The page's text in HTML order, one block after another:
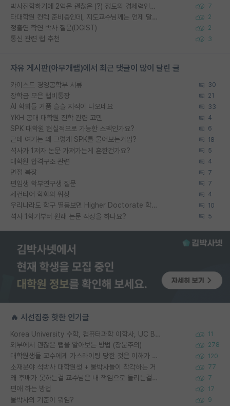
박사진학하기에 2억은 괜찮은 (?) 정도의 경제력인가요 7
타대학원 컨텍 준비중인데, 지도교수님께는 언제 말씀드려야 할까요? 2
정출연 학연 박사 질문(DGIST) 2
통신 관련 랩 추천 3
자유 게시판(아무개랩)에서 최근 댓글이 많이 달린 글
카이스트 경영공학부 서류 30
장학금 모은 랩비통장 21
AI 학회들 거품 슬슬 지적이 나오네요 33
YKH 공대 대학원 진학 관련 고민 4
SPK 대학원 현실적으로 가능한 스펙인가요? 6
근데 여기는 왜 그렇게 SPK를 물어보는거임? 18
석사가 1저자 논문 가져가는게 흔한건가요? 5
대학원 합격구조 관련 4
면접 복장 7
편입생 학부연구생 질문 7
세컨티어 학회의 위상 4
우리나라도 학구 열풍보면 Higher Doctorate 학위가 필요하다고 봅니다. 10
석사 1학기부터 원래 논문 작성을 하나요? 5
🔥 시선집중 핫한 인기글
Korea University 수학, 컴퓨터과학 이학사, UC Berkeley 산업공학 대학원 공학박사가 되는 것은 쉽지 않겠죠? 11
외부에서 괜찮은 랩을 알아보는 방법 (장문주의) 278
대학원생들 교수에게 가스라이팅 당한 것은 이해가 갑니다. 안타깝네요. 120
소재분야 석박사 대학원생 + 물박사들이 착각하는 거 77
왜 후배가 못하는걸 교수님은 내 책임으로 돌리는걸까요? 7
편애 하는 방법 17
물박사의 기준이 뭐임? 9